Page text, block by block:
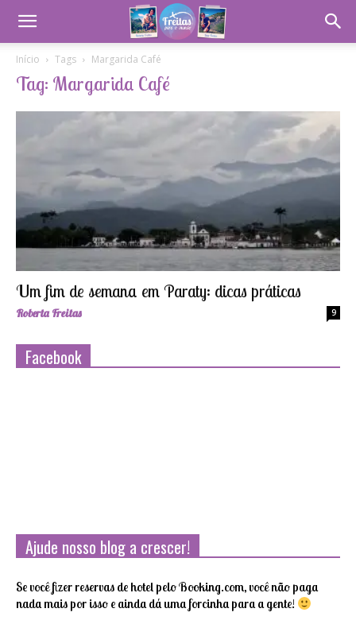
Início Tags Margarida Café
Tag: Margarida Café
Um fim de semana em Paraty: dicas práticas
Roberta Freitas 9
Facebook
Ajude nosso blog a crescer!
Se você fizer reservas de hotel pelo Booking.com, você não paga
nada mais por isso e ainda dá uma forcinha para a gente!